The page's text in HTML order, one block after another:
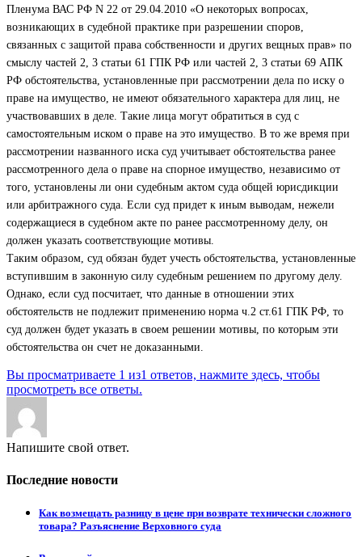
Пленума ВАС РФ N 22 от 29.04.2010 «О некоторых вопросах,
возникающих в судебной практике при разрешении споров,
связанных с защитой права собственности и других вещных прав» по
смыслу частей 2, 3 статьи 61 ГПК РФ или частей 2, 3 статьи 69 АПК
РФ обстоятельства, установленные при рассмотрении дела по иску о
праве на имущество, не имеют обязательного характера для лиц, не
участвовавших в деле. Такие лица могут обратиться в суд с
самостоятельным иском о праве на это имущество. В то же время при
рассмотрении названного иска суд учитывает обстоятельства ранее
рассмотренного дела о праве на спорное имущество, независимо от
того, установлены ли они судебным актом суда общей юрисдикции
или арбитражного суда. Если суд придет к иным выводам, нежели
содержащиеся в судебном акте по ранее рассмотренному делу, он
должен указать соответствующие мотивы.
Таким образом, суд обязан будет учесть обстоятельства, установленные
вступившим в законную силу судебным решением по другому делу.
Однако, если суд посчитает, что данные в отношении этих
обстоятельств не подлежит применению норма ч.2 ст.61 ГПК РФ, то
суд должен будет указать в своем решении мотивы, по которым эти
обстоятельства он счет не доказанными.
Вы просматриваете 1 из1 ответов, нажмите здесь, чтобы
просмотреть все ответы.
Напишите свой ответ.
Последние новости
Как возмещать разницу в цене при возврате технически сложного
товара? Разъяснение Верховного суда